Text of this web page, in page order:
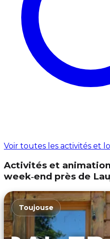
Voir toutes les activités et
Activités et
week‑end près de
Toujouse